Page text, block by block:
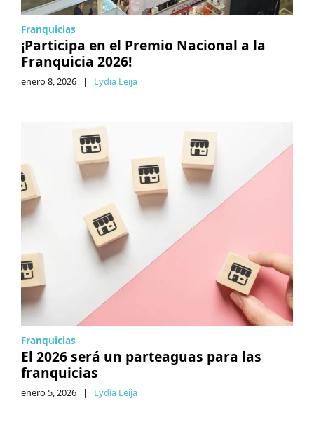
Franquicias
¡Participa en el Premio Nacional a la
Franquicia 2026!
enero 8, 2026 | Lydia Leija
Franquicias
El 2026 será un parteaguas para las
franquicias
enero 5, 2026 | Lydia Leija